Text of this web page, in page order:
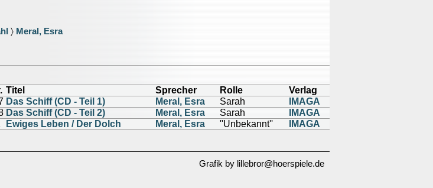
〉 Meral, Esra
Titel Sprecher Rolle
Verlag
Das Schiff (CD - Teil 1) Meral, Esra Sarah
IMAGA
Das Schiff (CD - Teil 2) Meral, Esra Sarah
IMAGA
Ewiges Leben / Der Dolch Meral, Esra ''Unbekannt'' IMAGA
Grafik by lillebror@hoerspiele.de